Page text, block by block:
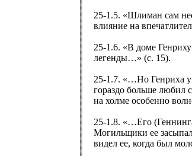
25-1.5. «Шлиман сам
влияние на
25-1.6. «В доме
легенды…» (с. 15).
25-1.7. «…Но Генриха
гораздо больше любил
на холме особенно
25-1.8. «…Его
Могильщики ее
видел ее, когда был